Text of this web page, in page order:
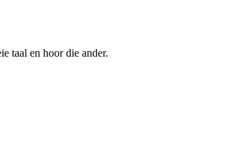
taal en hoor die ander.